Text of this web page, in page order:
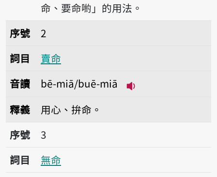
命、要命喲」的用法。
序號2賣命
序號
2
詞目
賣命
音讀
bē-miā/buē-miā
釋義
用心、拚命。
序號3無命
序號
3
詞目
無命